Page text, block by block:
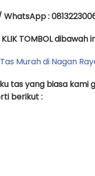
WhatsApp :
TOMBOL dibawah
tas yang biasa kami
berikut :